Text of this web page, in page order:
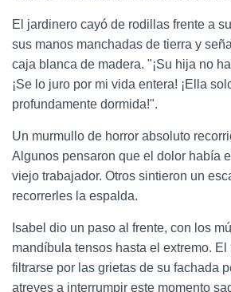
El jardinero cayó de rodillas frente a
sus manos manchadas de tierra y
caja blanca de madera. "¡Su hija no
¡Se lo juro por mi vida entera! ¡Ella
profundamente dormida!".
Un murmullo de horror absoluto
Algunos pensaron que el dolor había
viejo trabajador. Otros sintieron un
recorrerles la espalda.
Isabel dio un paso al frente, con los
mandíbula tensos hasta el extremo.
filtrarse por las grietas de su fachada
atreves a interrumpir este momento